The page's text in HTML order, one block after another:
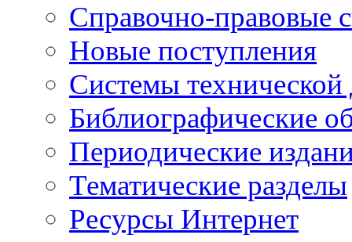
Справочно-правовые
Новые поступления
Cистемы
Библиографические
Периодические
Тематические разделы
Ресурсы Интернет